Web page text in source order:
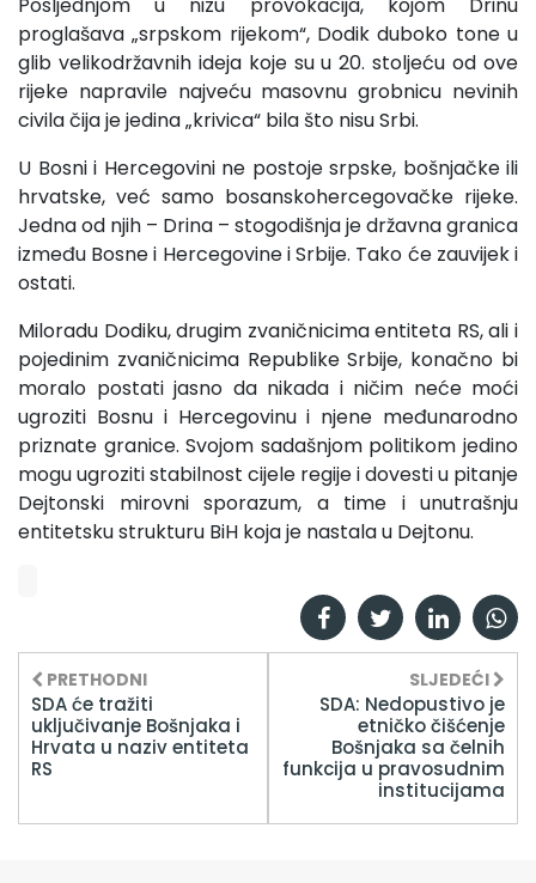
proglašava „srpskom rijekom“, Dodik duboko tone u
glib velikodržavnih ideja koje su u 20. stoljeću od ove
rijeke napravile najveću masovnu grobnicu nevinih
civila čija je jedina „krivica“ bila što nisu Srbi.
U Bosni i Hercegovini ne postoje srpske, bošnjačke ili
hrvatske, već samo bosanskohercegovačke rijeke.
Jedna od njih – Drina – stogodišnja je državna granica
između Bosne i Hercegovine i Srbije. Tako će zauvijek i
ostati.
Miloradu Dodiku, drugim zvaničnicima entiteta RS, ali i
pojedinim zvaničnicima Republike Srbije, konačno bi
moralo postati jasno da nikada i ničim neće moći
ugroziti Bosnu i Hercegovinu i njene međunarodno
priznate granice. Svojom sadašnjom politikom jedino
mogu ugroziti stabilnost cijele regije i dovesti u pitanje
Dejtonski mirovni sporazum, a time i unutrašnju
entitetsku strukturu BiH koja je nastala u Dejtonu.
PRETHODNI
SDA će tražiti
uključivanje Bošnjaka i
Hrvata u naziv entiteta
RS
SLJEDEĆI
SDA: Nedopustivo je
etničko čišćenje
Bošnjaka sa čelnih
funkcija u pravosudnim
institucijama